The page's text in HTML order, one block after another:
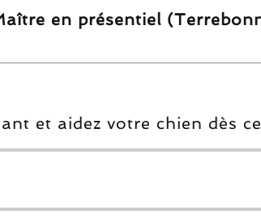
en présentiel
et aidez votre chien dès